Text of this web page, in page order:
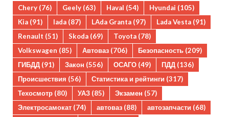
Chery (76) Geely (63) Haval (54) Hyundai (105)
Kia (91) lada (87) LAda Granta (97) Lada Vesta (91)
Renault (51) Skoda (69) Toyota (78)
Volkswagen (85) Автоваз (706) Безопасность (209)
ГИБДД (91) Закон (556) ОСАГО (49) ПДД (136)
Происшествия (56) Статистика и рейтинги (317)
Техосмотр (80) УАЗ (85) Экзамен (57)
Электросамокат (74) автоваз (88) автозапчасти (68)